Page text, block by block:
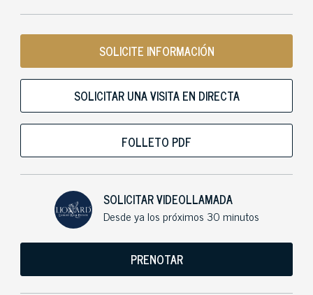
SOLICITE INFORMACIÓN
SOLICITAR UNA VISITA EN DIRECTA
FOLLETO PDF
SOLICITAR VIDEOLLAMADA
Desde ya los próximos 30 minutos
PRENOTAR